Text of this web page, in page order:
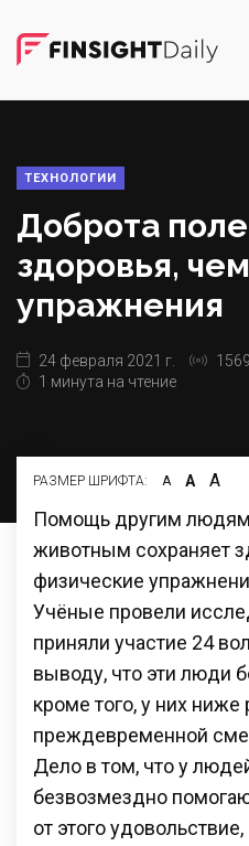
ТЕХНОЛОГИИ
Доброта
здоровья,
упражнения
24 февраля 2021 г.
1 минута на чтение
РАЗМЕР ШРИФТА: А А А
Помощь другим
животным сохраняет
физические
Учёные провели
приняли участие 24
выводу, что эти люди
кроме того, у них ниже
преждевременной
Дело в том, что у
безвозмездно
от этого